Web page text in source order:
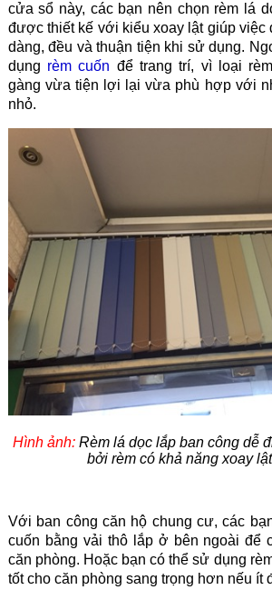
cửa sổ này, các bạn nên chọn rèm lá
được thiết kế với kiểu xoay lật giúp việc
dàng, đều và thuận tiện khi sử dụng.
dụng rèm cuốn để trang trí, vì loại
gàng vừa tiện lợi lại vừa phù hợp với
nhỏ.
Hình ảnh: Rèm lá dọc lắp ban công dễ
bởi rèm có khả năng xoay
Với ban công căn hộ chung cư, các
cuốn bằng vải thô lắp ở bên ngoài để
căn phòng. Hoặc bạn có thể sử dụng
tốt cho căn phòng sang trọng hơn nếu ít